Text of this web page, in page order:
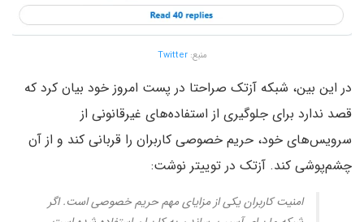
منبع:Twitter
در این بین، شبکه آزتک صراحتا در پست امروز خود بیان کرد که
قصد ندارد برای جلوگیری از استفاده‌های غیرقانونی از
سرویس‌های خود، حریم خصوصی کاربران را قربانی کند و از آن
چشم‌پوشی کند. آزتک در توییتر نوشت:
امنیت کاربران یکی از مزایای مهم حریم خصوصی است. اگر